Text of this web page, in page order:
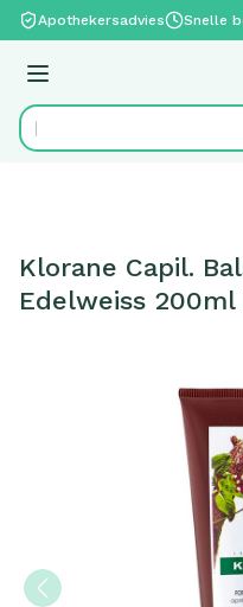
Ga naar de inhoud
Apothekersadvies Snelle
Menu
Product, merk,
Klorane Capil.
Edelweiss 200ml